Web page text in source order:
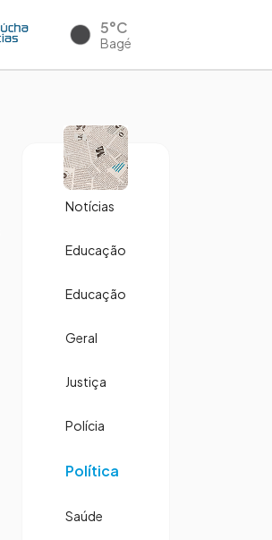
5°C
Bagé
Notícias
Educação
Educação
Geral
Justiça
Polícia
Política
Saúde